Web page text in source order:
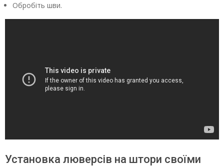
Обробіть шви.
Установка люверсів на штори своїми